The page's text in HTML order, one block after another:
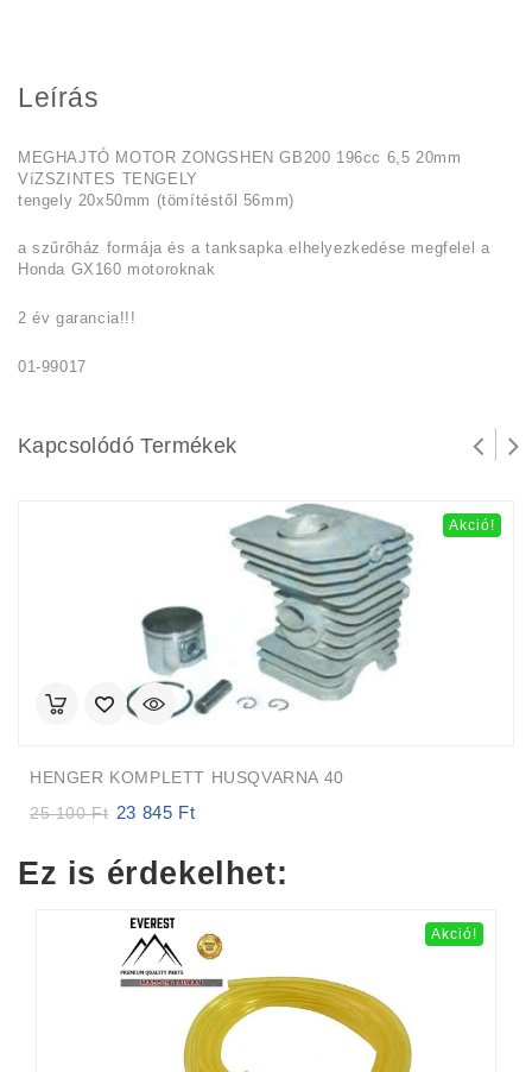
Leírás
MEGHAJTÓ MOTOR ZONGSHEN GB200 196cc 6,5 20mm
VíZSZINTES TENGELY
tengely 20x50mm (tömítéstől 56mm)
a szűrőház formája és a tanksapka elhelyezkedése megfelel a
Honda GX160 motoroknak
2 év garancia!!!
01-99017
Kapcsolódó Termékek
Akció!
HENGER KOMPLETT HUSQVARNA 40
25 100Ft
Original
25
23 845 Ft
23
Ez is érdekelhet:
Akció!